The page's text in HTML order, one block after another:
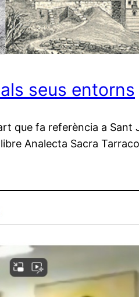
seus entorns
que fa referència a Sant
Analecta Sacra